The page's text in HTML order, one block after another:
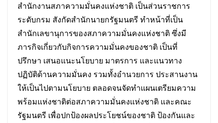
สำนักงานสภาความมั่นคงแห่งชาติ เป็นส่วนราชการ
ระดับกรม สังกัดสำนักนายกรัฐมนตรี ทำหน้าที่เป็น
สำนักเลขานุการของสภาความมั่นคงแห่งชาติ ซึ่งมี
ภารกิจเกี่ยวกับกิจการความมั่นคงของชาติ เป็นที่
ปรึกษา เสนอแนะนโยบาย มาตรการ และแนวทาง
ปฏิบัติด้านความมั่นคง รวมทั้งอำนวยการ ประสานงาน
ให้เป็นไปตามนโยบาย ตลอดจนจัดทำแผนเตรียมความ
พร้อมแห่งชาติต่อสภาความมั่นคงแห่งชาติ และคณะ
รัฐมนตรี เพื่อปกป้องผลประโยชน์ของชาติ ป้องกันและ